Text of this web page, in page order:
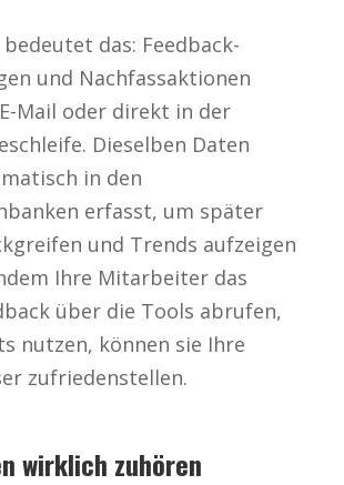
das: Feedback-
und Nachfassaktionen
Mail oder direkt in der
Dieselben Daten
in den
erfasst, um später
und Trends aufzeigen
Ihre Mitarbeiter das
über die Tools abrufen,
nutzen, können sie Ihre
zufriedenstellen.
wirklich zuhören